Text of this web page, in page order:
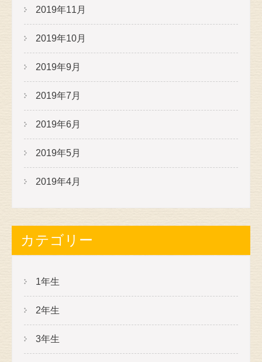
2019年11月
2019年10月
2019年9月
2019年7月
2019年6月
2019年5月
2019年4月
カテゴリー
1年生
2年生
3年生